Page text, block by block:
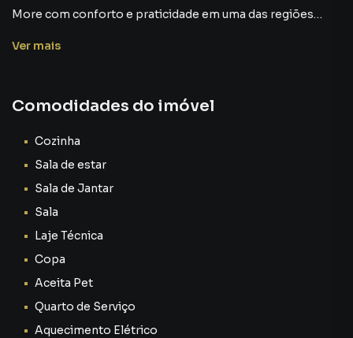
Ver mais
Comodidades do imóvel
Cozinha
Sala de estar
Sala de Jantar
Sala
Laje Técnica
Copa
Aceita Pet
Quarto de Serviço
Aquecimento Elétrico